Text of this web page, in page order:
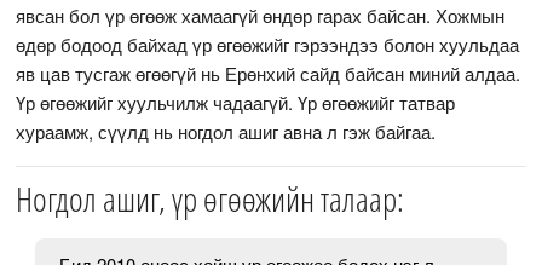
явсан бол үр өгөөж хамаагүй өндөр гарах байсан. Хожмын
өдөр бодоод байхад үр өгөөжийг гэрээндээ болон хуульдаа
яв цав тусгаж өгөөгүй нь Ерөнхий сайд байсан миний алдаа.
Үр өгөөжийг хуульчилж чадаагүй. Үр өгөөжийг татвар
хураамж, сүүлд нь ногдол ашиг авна л гэж байгаа.
Ногдол ашиг, үр өгөөжийн талаар: